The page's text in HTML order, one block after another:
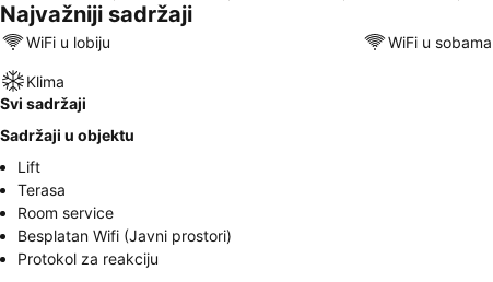
Najvažniji sadržaji
WiFi u lobiju WiFi u sobama
Klima
Svi sadržaji
Sadržaji u objektu
Lift
Terasa
Room service
Besplatan Wifi (Javni prostori)
Protokol za reakciju